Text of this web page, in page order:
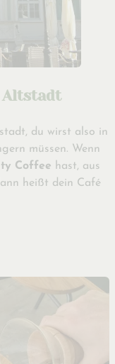
Altstadt
du wirst also in
müssen. Wenn
Coffee hast, aus
heißt dein Café